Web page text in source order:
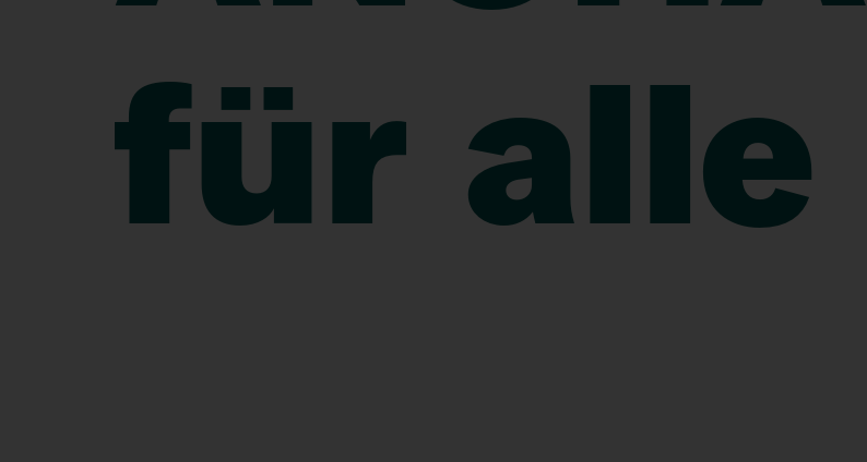
für alle